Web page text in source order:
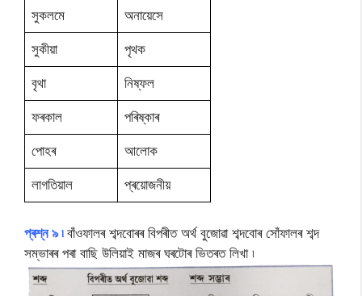
সুকলমে
অনায়েসে
সুকীয়া
পৃথক
বৃথা
নিষ্ফল
ফৰকাল
পৰিষ্কাৰ
পোহৰ
আলোক
লাগতিয়াল
প্ৰয়োজনীয়
প্ৰশ্ন ৯ ৷বাঁওফালৰ শব্দবোৰৰ বিপৰীত অৰ্থ বুজোৱা শব্দবোৰ সোঁফালৰ শব্দ
সম্ভাৰৰ পৰা বাছি উলিয়াই মাজৰ ঘৰটোৰ ভিতৰত লিখা ৷